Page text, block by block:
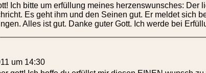
Ich bitte um erfüllung meines herzenswunsches:
Es geht ihm und den Seinen gut. Er meldet sich
Alles ist gut. Danke guter Gott. Ich werde bei
um 14:30